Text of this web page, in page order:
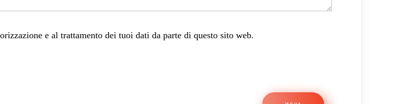
e al trattamento dei tuoi dati da parte di questo sito web.